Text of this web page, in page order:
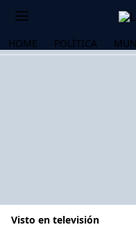
HOME POLÍTICA
Visto en televisión